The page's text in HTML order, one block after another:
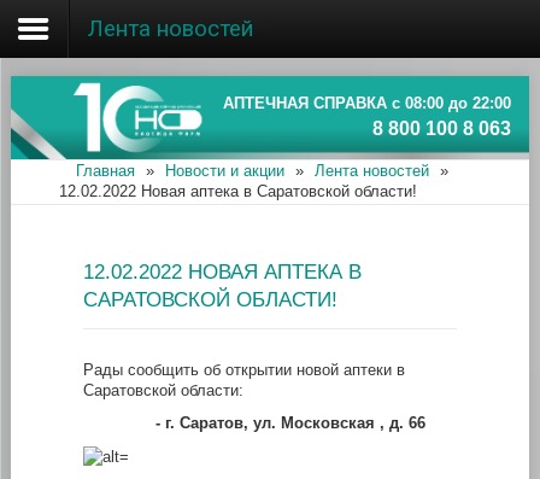
Главная
Об ассоциации
Наши аптеки
Информация
Лента новостей
АПТЕЧНАЯ СПРАВКА с 08:00 до 22:00
8 800 100 8 063
Главная » Новости и акции » Лента новостей
»
12.02.2022 Новая аптека в Саратовской области!
12.02.2022 НОВАЯ АПТЕКА В
САРАТОВСКОЙ ОБЛАСТИ!
Рады сообщить об открытии новой аптеки в
Саратовской области:
- г. Саратов, ул. Московская , д. 66